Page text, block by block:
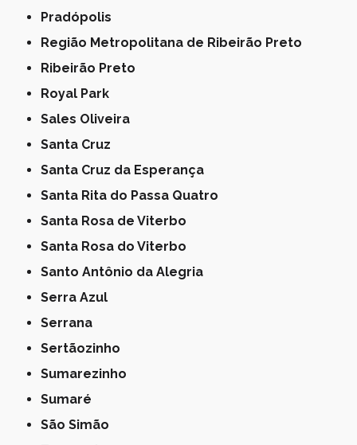
Pradópolis
Região Metropolitana de Ribeirão Preto
Ribeirão Preto
Royal Park
Sales Oliveira
Santa Cruz
Santa Cruz da Esperança
Santa Rita do Passa Quatro
Santa Rosa de Viterbo
Santa Rosa do Viterbo
Santo Antônio da Alegria
Serra Azul
Serrana
Sertãozinho
Sumarezinho
Sumaré
São Simão